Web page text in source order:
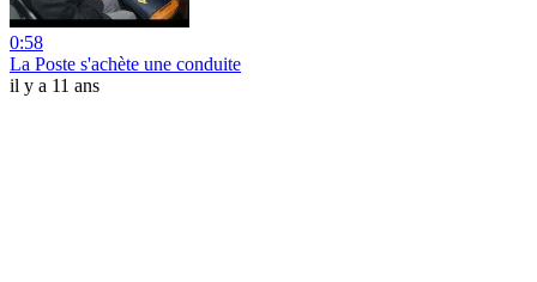
0:58
La Poste s'achète une conduite
il y a 11 ans